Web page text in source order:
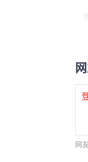
网